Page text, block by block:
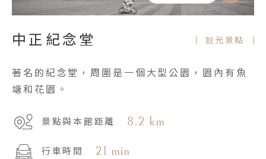
中正紀念堂 観光景點
著名的紀念堂，周圍是一個大型公園，園內有魚
塘和花園。
景點與本館距離 8.2 km
行車時間 21 min